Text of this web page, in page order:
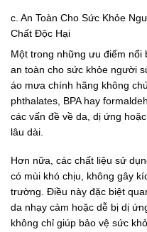
c. An Toàn Cho Sức Khỏe
Chất Độc Hại
Một trong những ưu điểm nổi
an toàn cho sức khỏe người
áo mưa chính hãng không
phthalates, BPA hay
các vấn đề về da, dị ứng
lâu dài.
Hơn nữa, các chất liệu sử
có mùi khó chịu, không gây
trường. Điều này đặc biệt
da nhạy cảm hoặc dễ bị dị
không chỉ giúp bảo vệ sức